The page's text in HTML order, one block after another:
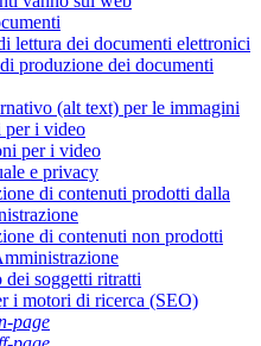
lettura dei documenti elettronici
produzione dei documenti
(alt text) per le immagini
per i video
per i video
e privacy
di contenuti prodotti dalla
di contenuti non prodotti
dei soggetti ritratti
i motori di ricerca (SEO)
page